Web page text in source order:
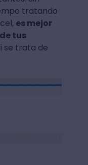
tratando
es mejor
tus
se trata de